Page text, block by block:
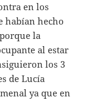
en los
habían hecho
la
al estar
los 3
de Lucía
ya que en